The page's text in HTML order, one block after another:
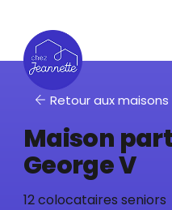
Retour aux maisons
Maison
George V
12 colocataires seniors